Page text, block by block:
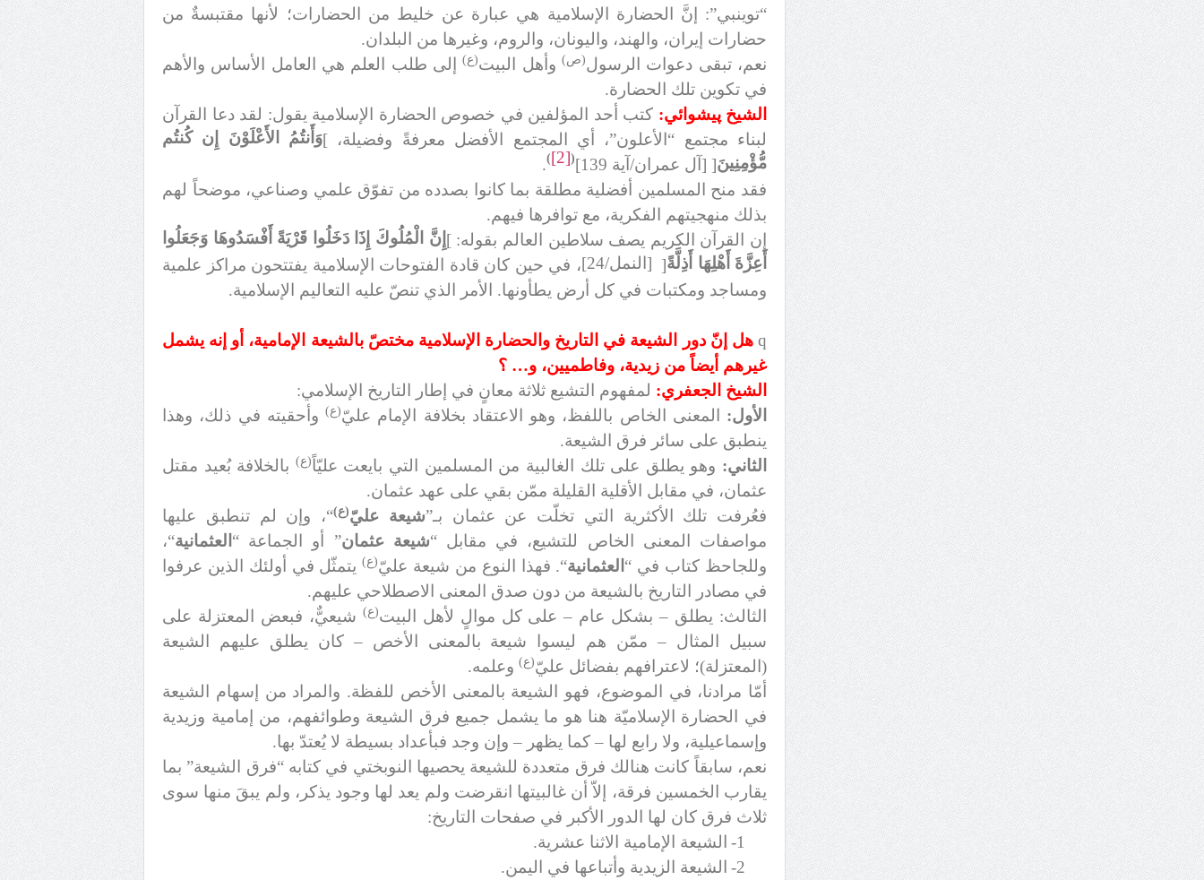
“توينبي”: إنَّ الحضارة الإسلامية هي عبارة عن خليط من الحضارات؛ لأنها مقتبسةٌ من
حضارات إيران، والهند، واليونان، والروم، وغيرها من البلدان.
نعم، تبقى دعوات الرسول(ص)وأهل البيت(ع)إلى طلب العلم هي العامل الأساس والأهم
في تكوين تلك الحضارة.
الشيخ پيشوائي: كتب أحد المؤلفين في خصوص الحضارة الإسلامية يقول: لقد دعا القرآن
لبناء مجتمع “الأعلون”، أي المجتمع الأفضل معرفةً وفضيلة، ]وَأَنتُمُ الأَعْلَوْنَ إِن كُنتُم
مُّؤْمِنِينَ[ [آل عمران/آية 139] (
[2]
)
.
فقد منح المسلمين أفضلية مطلقة بما كانوا بصدده من تفوّق علمي وصناعي، موضحاً لهم
بذلك منهجيتهم الفكرية، مع توافرها فيهم.
إن القرآن الكريم يصف سلاطين العالم بقوله:] إِنَّ الْمُلُوكَ إِذَا دَخَلُوا قَرْيَةً أَفْسَدُوهَا وَجَعَلُوا
أَعِزَّةَ أَهْلِهَا أَذِلَّةً[ [النمل/24]
، في حين كان قادة الفتوحات الإسلامية يفتتحون مراكز علمية
ومساجد ومكتبات في كل أرض يطأونها. الأمر الذي تنصّ عليه التعاليم الإسلامية.
qهل إنّ دور الشيعة في التاريخ والحضارة الإسلامية مختصّ بالشيعة الإمامية، أو إنه يشمل
غيرهم أيضاً من زيدية، وفاطميين، و… ؟
الشيخ الجعفري: لمفهوم التشيع ثلاثة معانٍ في إطار التاريخ الإسلامي:
الأول: المعنى الخاص باللفظ، وهو الاعتقاد بخلافة الإمام عليّ(ع)وأحقيته في ذلك، وهذا
ينطبق على سائر فرق الشيعة.
الثاني: وهو يطلق على تلك الغالبية من المسلمين التي بايعت عليّاً(ع) بالخلافة بُعيد مقتل
عثمان، في مقابل الأقلية القليلة ممّن بقي على عهد عثمان.
فعُرفت تلك الأكثرية التي تخلّت عن عثمان بـ”شيعة عليّ(ع)“، وإن لم تنطبق عليها
مواصفات المعنى الخاص للتشيع، في مقابل “شيعة عثمان” أو الجماعة “ العثمانية“،
وللجاحظ كتاب في “ العثمانية“. فهذا النوع من شيعة عليّ(ع)يتمثّل في أولئك الذين عرفوا
في مصادر التاريخ بالشيعة من دون صدق المعنى الاصطلاحي عليهم.
الثالث: يطلق – بشكل عام – على كل موالٍ لأهل البيت(ع) شيعيٌّ، فبعض المعتزلة على
سبيل المثال – ممّن هم ليسوا شيعة بالمعنى الأخص – كان يطلق عليهم الشيعة
(المعتزلة)؛ لاعترافهم بفضائل عليّ(ع)وعلمه.
أمّا مرادنا، في الموضوع، فهو الشيعة بالمعنى الأخص للفظة. والمراد من إسهام الشيعة
في الحضارة الإسلاميّة هنا هو ما يشمل جميع فرق الشيعة وطوائفهم، من إمامية وزيدية
وإسماعيلية، ولا رابع لها – كما يظهر – وإن وجد فبأعداد بسيطة لا يُعتدّ بها.
نعم، سابقاً كانت هنالك فرق متعددة للشيعة يحصيها النوبختي في كتابه “فرق الشيعة” بما
يقارب الخمسين فرقة، إلاّ أن غالبيتها انقرضت ولم يعد لها وجود يذكر، ولم يبقَ منها سوى
ثلاث فرق كان لها الدور الأكبر في صفحات التاريخ:
1-
الشيعة الإمامية الاثنا عشرية.
2-
الشيعة الزيدية وأتباعها في اليمن.